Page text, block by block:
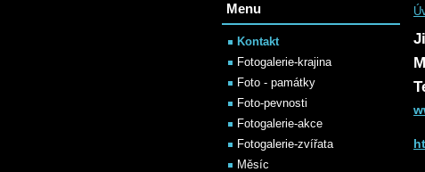
Menu
Kontakt
Fotogalerie-krajina
Foto - památky
Foto-pevnosti
Fotogalerie-akce
Fotogalerie-zvířata
Měsíc